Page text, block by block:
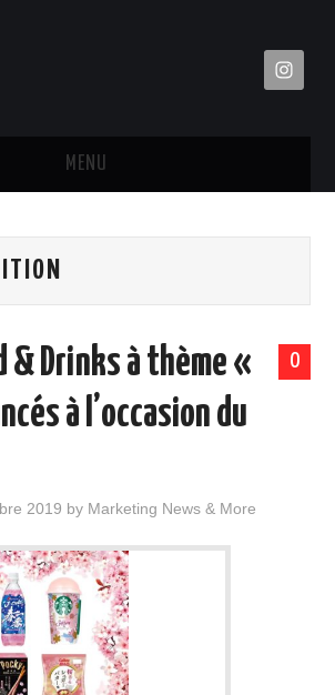
MENU
0
& Drinks à thème «
à l’occasion du
2019 by Marketing News & More